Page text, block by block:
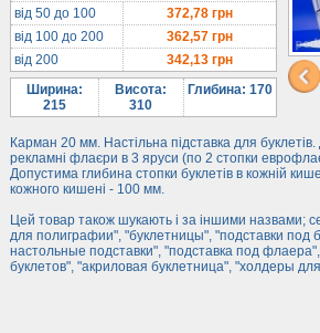
Для хот-догів
Лототрони
Ящики з акрилу
Цінники
Засоби захисту
Інформ. стенди
від 50 до 100
372,78грн
від 100 до 200
362,57грн
від 200
342,13грн
Ширина:
215
Висота:
310
Глибина: 170
Карман 20 мм. Настільна підставка для
рекламні флаєри в 3 яруси (по 2 стопки
Допустима глибина стопки буклетів в кожній
кожного кишені - 100 мм.
Цей товар також шукають і за іншими назвами;
для полиграфии", "буклетницы", "подставки под
настольные подставки", "подставка под
буклетов", "акриловая буклетница", "холдеры